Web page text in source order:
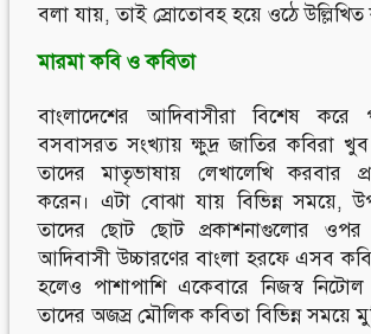
বলা যায়, তাই স্রোতোবহ হয়ে ওঠে উল্লিখিত
মারমা কবি ও কবিতা
বাংলাদেশের আদিবাসীরা বিশেষ করে
বসবাসরত সংখ্যায় ক্ষুদ্র জাতির কবিরা
তাদের মাতৃভাষায় লেখালেখি করবার
করেন। এটা বোঝা যায় বিভিন্ন সময়ে,
তাদের ছোট ছোট প্রকাশনাগুলোর
আদিবাসী উচ্চারণের বাংলা হরফে এসব
হলেও পাশাপাশি একেবারে নিজস্ব
তাদের অজস্র মৌলিক কবিতা বিভিন্ন সময়ে